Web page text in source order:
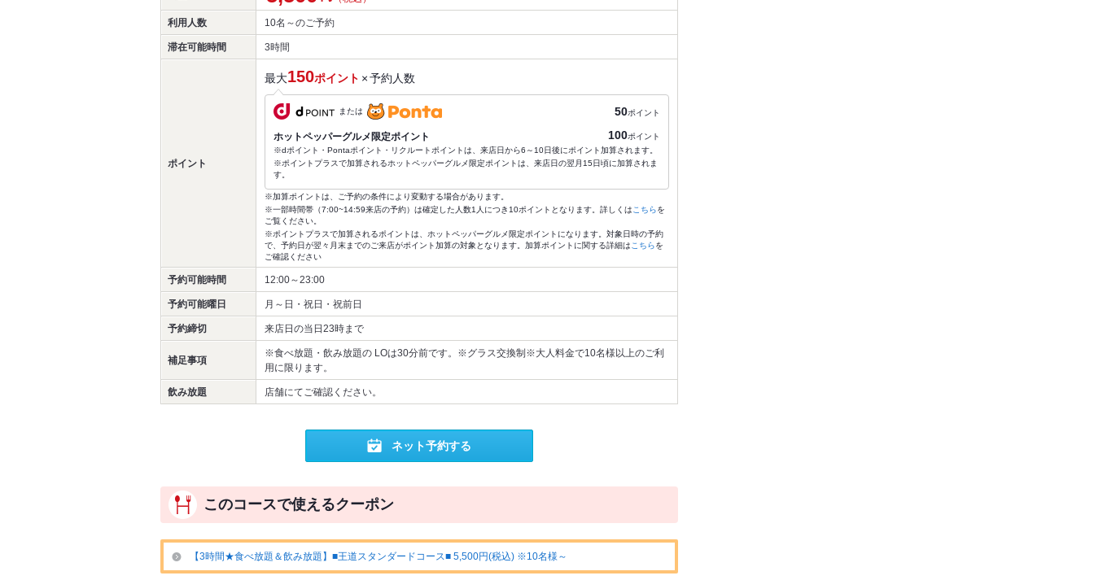
利用人数 10名～のご予約
滞在可能時間 3時間
ポイント
最大150ポイント ×予約人数
または 50ポイント
ホットペッパーグルメ限定ポイント 100ポイント
※dポイント・Pontaポイント・リクルートポイントは、来店日から6～10日後にポイント加算されます。
※ポイントプラスで加算されるホットペッパーグルメ限定ポイントは、来店日の翌月15日頃に加算されま
す。
※加算ポイントは、ご予約の条件により変動する場合があります。
※一部時間帯（7:00~14:59来店の予約）は確定した人数1人につき10ポイントとなります。詳しくは こちらを
ご覧ください。
※ポイントプラスで加算されるポイントは、ホットペッパーグルメ限定ポイントになります。対象日時の予約
で、予約日が翌々月末までのご来店がポイント加算の対象となります。加算ポイントに関する詳細は こちらを
ご確認ください
予約可能時間 12:00～23:00
予約可能曜日 月～日・祝日・祝前日
予約締切 来店日の当日23時まで
補足事項
※食べ放題・飲み放題の LOは30分前です。※グラス交換制※大人料金で10名様以上のご利
用に限ります。
飲み放題 店舗にてご確認ください。
ネット予約する
このコースで使えるクーポン
【3時間★食べ放題＆飲み放題】■王道スタンダードコース■ 5,500円(税込) ※10名様～